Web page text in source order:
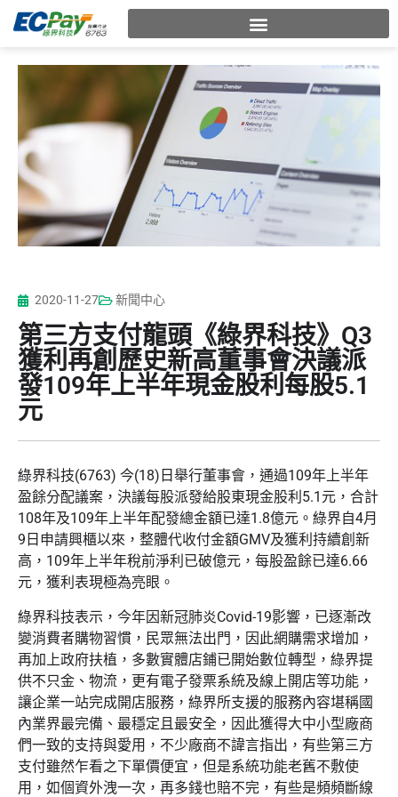
2020-11-27 新聞中心
第三方支付龍頭《綠界科技》Q3
獲利再創歷史新高董事會決議派
發109年上半年現金股利每股5.1
元
綠界科技(6763) 今(18)日舉行董事會，通過109年上半年
盈餘分配議案，決議每股派發給股東現金股利5.1元，合計
108年及109年上半年配發總金額已達1.8億元。綠界自4月
9日申請興櫃以來，整體代收付金額GMV及獲利持續創新
高，109年上半年稅前淨利已破億元，每股盈餘已達6.66
元，獲利表現極為亮眼。
綠界科技表示，今年因新冠肺炎Covid-19影響，已逐漸改
變消費者購物習慣，民眾無法出門，因此網購需求增加，
再加上政府扶植，多數實體店鋪已開始數位轉型，綠界提
供不只金、物流，更有電子發票系統及線上開店等功能，
讓企業一站完成開店服務，綠界所支援的服務內容堪稱國
內業界最完備、最穩定且最安全，因此獲得大中小型廠商
們一致的支持與愛用，不少廠商不諱言指出，有些第三方
支付雖然乍看之下單價便宜，但是系統功能老舊不敷使
用，如個資外洩一次，再多錢也賠不完，有些是頻頻斷線